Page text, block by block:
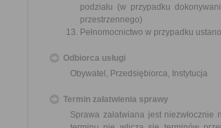
podziału (w przypadku
przestrzennego)
Pełnomocnictwo w przypadku
Odbiorca usługi
Obywatel, Przedsiębiorca, Instytucja
Termin załatwienia sprawy
Sprawa załatwiana jest